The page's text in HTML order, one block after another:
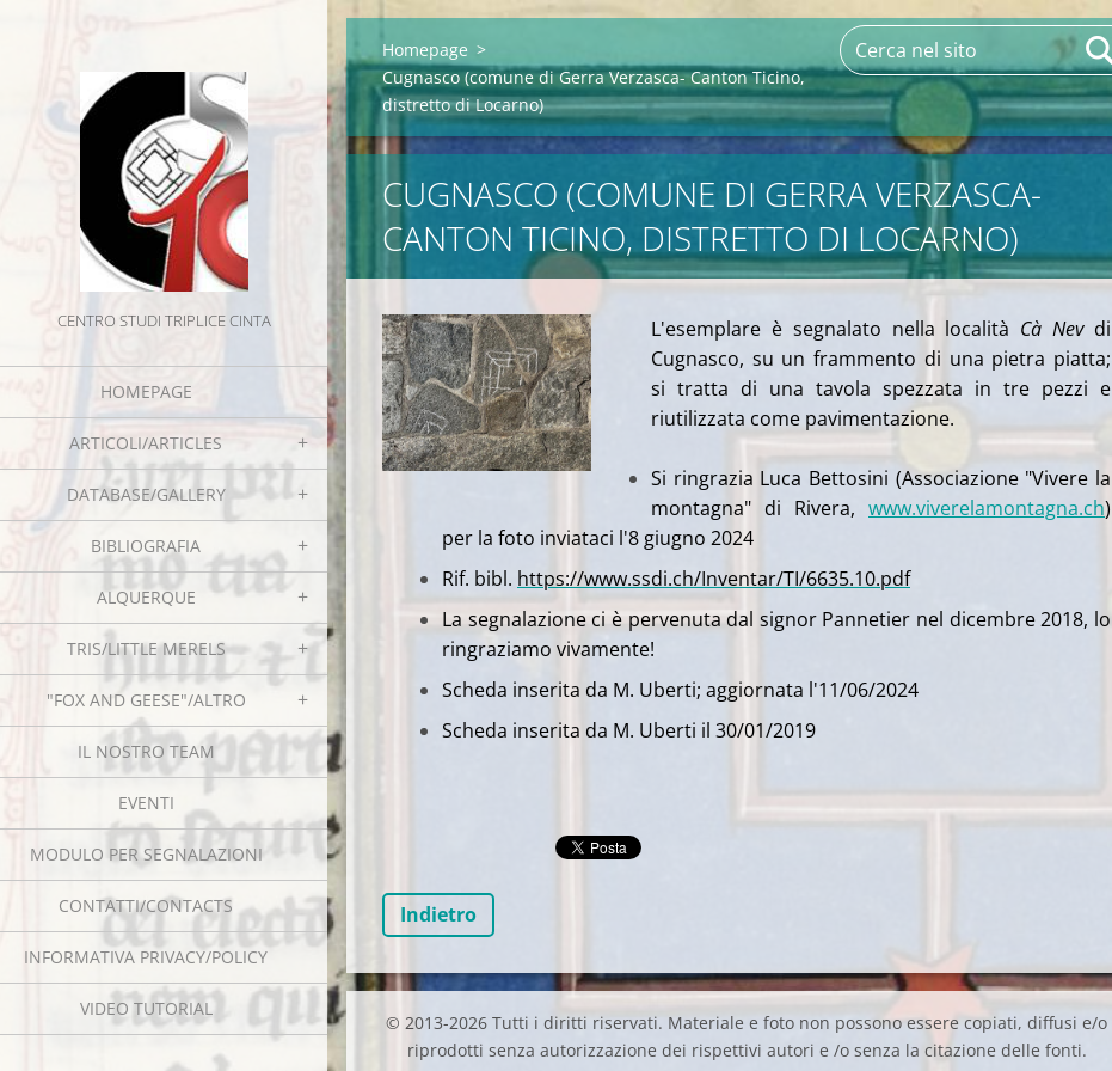
CENTRO STUDI TRIPLICE CINTA
HOMEPAGE
ARTICOLI/ARTICLES
DATABASE/GALLERY
BIBLIOGRAFIA
ALQUERQUE
TRIS/LITTLE MERELS
"FOX AND GEESE"/ALTRO
IL NOSTRO TEAM
EVENTI
MODULO PER SEGNALAZIONI
CONTATTI/CONTACTS
INFORMATIVA PRIVACY/POLICY
VIDEO TUTORIAL
Homepage >
Cugnasco (comune di Gerra Verzasca- Canton Ticino,
distretto di Locarno)
CUGNASCO (COMUNE DI GERRA VERZASCA-
CANTON TICINO, DISTRETTO DI LOCARNO)
L'esemplare è segnalato nella località Cà Nevdi
Cugnasco, su un frammento di una pietra piatta;
si tratta di una tavola spezzata in tre pezzi e
riutilizzata come pavimentazione.
Si ringrazia Luca Bettosini (Associazione "Vivere la
montagna" di Rivera, www.viverelamontagna.ch)
per la foto inviataci l'8 giugno 2024
Rif. bibl. https://www.ssdi.ch/Inventar/TI/6635.10.pdf
La segnalazione ci è pervenuta dal signor Pannetier nel dicembre 2018, lo
ringraziamo vivamente!
Scheda inserita da M. Uberti; aggiornata l'11/06/2024
Scheda inserita da M. Uberti il 30/01/2019
Indietro
© 2013-2026 Tutti i diritti riservati. Materiale e foto non possono essere copiati, diffusi e/o
riprodotti senza autorizzazione dei rispettivi autori e /o senza la citazione delle fonti.